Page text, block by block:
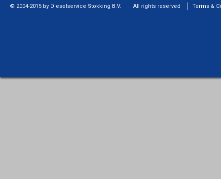
© 2004-2015 by Dieselservice Stokking B.V. All rights reserved Terms &